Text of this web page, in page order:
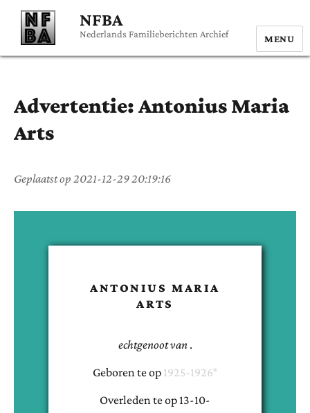
NFBA
Nederlands Familieberichten Archief MENU
Advertentie: Antonius Maria
Arts
Geplaatst op 2021-12-29 20:19:16
ANTONIUS MARIA
ARTS
echtgenoot van .
Geboren teop 1925-1926*
Overleden teop 13-10-